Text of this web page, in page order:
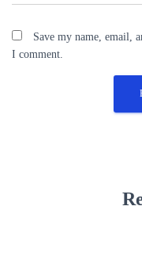
Save my name, email,
I comment.